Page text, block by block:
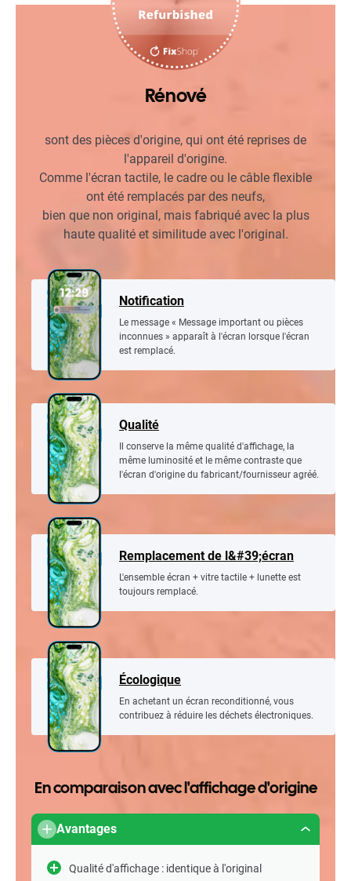
Rénové
sont des pièces d'origine, qui ont été reprises de
l'appareil d'origine.
Comme l'écran tactile, le cadre ou le câble flexible
ont été remplacés par des neufs,
bien que non original, mais fabriqué avec la plus
haute qualité et similitude avec l'original.
Notification
Le message « Message important ou pièces
inconnues » apparaît à l'écran lorsque l'écran
est remplacé.
Qualité
Il conserve la même qualité d'affichage, la
même luminosité et le même contraste que
l'écran d'origine du fabricant/fournisseur agréé.
Remplacement de l&#39;écran
L'ensemble écran + vitre tactile + lunette est
toujours remplacé.
Écologique
En achetant un écran reconditionné, vous
contribuez à réduire les déchets électroniques.
En comparaison avec l'affichage d'origine
Avantages
Qualité d'affichage : identique à l'original